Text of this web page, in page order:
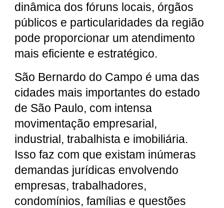
dinâmica dos fóruns locais, órgãos
públicos e particularidades da região
pode proporcionar um atendimento
mais eficiente e estratégico.
São Bernardo do Campo é uma das
cidades mais importantes do estado
de São Paulo, com intensa
movimentação empresarial,
industrial, trabalhista e imobiliária.
Isso faz com que existam inúmeras
demandas jurídicas envolvendo
empresas, trabalhadores,
condomínios, famílias e questões